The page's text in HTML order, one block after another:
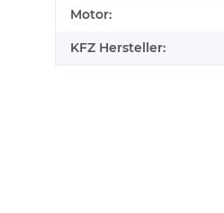
Motor:
KFZ Hersteller: